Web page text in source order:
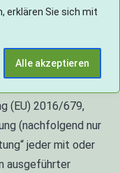
erklären Sie sich mit
Alle akzeptieren
Bereitstellung
und der dort
(EU) 2016/679,
(nachfolgend nur
jeder mit oder
ausgeführter